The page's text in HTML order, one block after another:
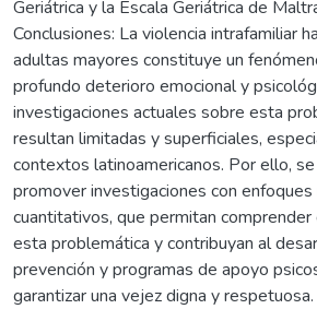
Geriátrica y la Escala Geriátrica de
Conclusiones: La violencia intrafamiliar
adultas mayores constituye un
profundo deterioro emocional y
investigaciones actuales sobre esta
resultan limitadas y superficiales,
contextos latinoamericanos. Por ello,
promover investigaciones con
cuantitativos, que permitan
esta problemática y contribuyan al
prevención y programas de apoyo
garantizar una vejez digna y respetuosa.